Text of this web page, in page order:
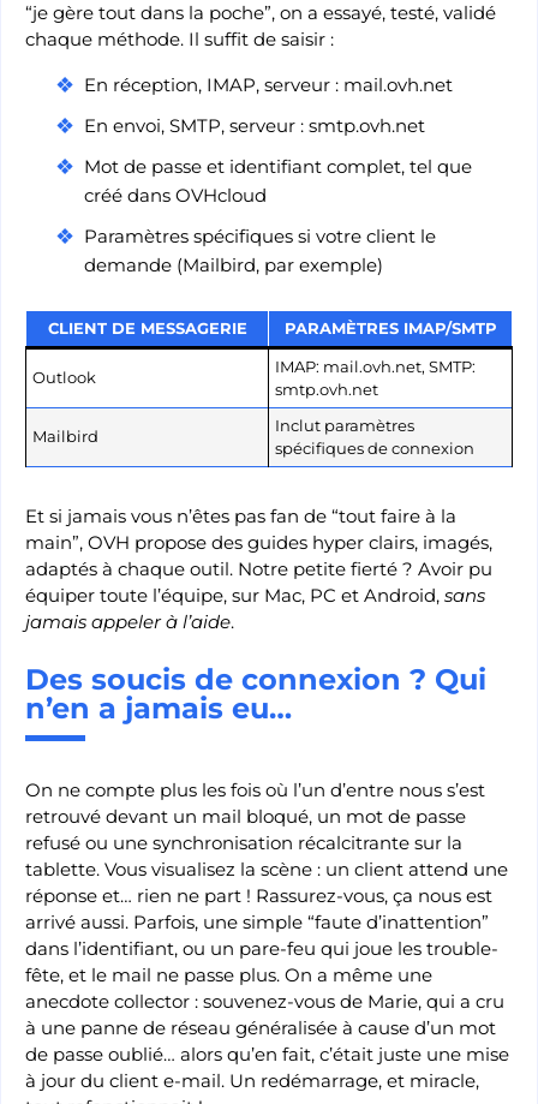
“je gère tout dans la poche”, on a essayé, testé, validé
chaque méthode. Il suffit de saisir :
En réception, IMAP, serveur : mail.ovh.net
En envoi, SMTP, serveur : smtp.ovh.net
Mot de passe et identifiant complet, tel que
créé dans OVHcloud
Paramètres spécifiques si votre client le
demande (Mailbird, par exemple)
CLIENT DE MESSAGERIE PARAMÈTRES IMAP/SMTP
Outlook
IMAP: mail.ovh.net, SMTP:
smtp.ovh.net
Mailbird
Inclut paramètres
spécifiques de connexion
Et si jamais vous n’êtes pas fan de “tout faire à la
main”, OVH propose des guides hyper clairs, imagés,
adaptés à chaque outil. Notre petite fierté ? Avoir pu
équiper toute l’équipe, sur Mac, PC et Android, sans
jamais appeler à l’aide.
Des soucis de connexion ? Qui
n’en a jamais eu…
On ne compte plus les fois où l’un d’entre nous s’est
retrouvé devant un mail bloqué, un mot de passe
refusé ou une synchronisation récalcitrante sur la
tablette. Vous visualisez la scène : un client attend une
réponse et… rien ne part ! Rassurez-vous, ça nous est
arrivé aussi. Parfois, une simple “faute d’inattention”
dans l’identifiant, ou un pare-feu qui joue les trouble-
fête, et le mail ne passe plus. On a même une
anecdote collector : souvenez-vous de Marie, qui a cru
à une panne de réseau généralisée à cause d’un mot
de passe oublié… alors qu’en fait, c’était juste une mise
à jour du client e-mail. Un redémarrage, et miracle,